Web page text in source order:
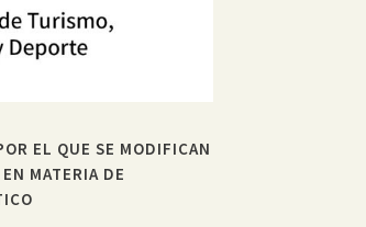
EL QUE SE MODIFICAN
MATERIA DE